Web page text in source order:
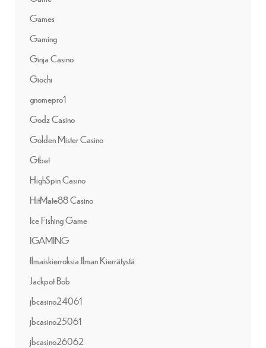
Games
Gaming
Ginja Casino
Giochi
gnomepro1
Godz Casino
Golden Mister Casino
Gtbet
HighSpin Casino
HitMate88 Casino
Ice Fishing Game
IGAMING
Ilmaiskierroksia Ilman Kierrätystä
Jackpot Bob
jbcasino24061
jbcasino25061
jbcasino26062